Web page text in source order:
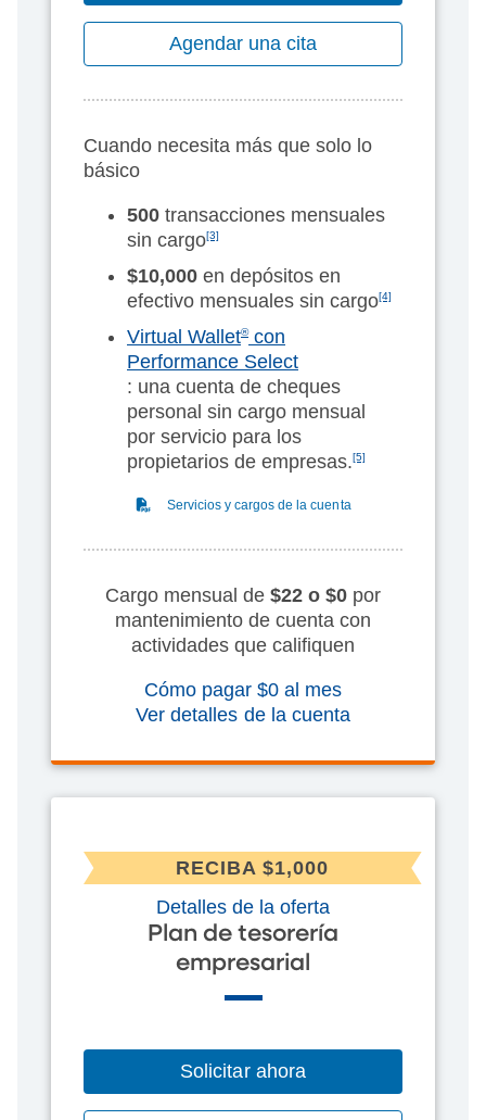
Agendar una cita
Cuando necesita más que solo lo
básico
500 transacciones mensuales
sin cargo[3]
$10,000 en depósitos en
efectivo mensuales sin cargo[4]
Virtual Wallet®con
Performance Select
: una cuenta de cheques
personal sin cargo mensual
por servicio para los
propietarios de empresas.[5]
(PDF)
Servicios y cargos de la cuenta
Cargo mensual de $22 o $0 por
mantenimiento de cuenta con
actividades que califiquen
Cómo pagar $0 al mes
Ver detalles de la cuenta
RECIBA $1,000
Detalles de la oferta
Plan de tesorería
empresarial
Solicitar ahora